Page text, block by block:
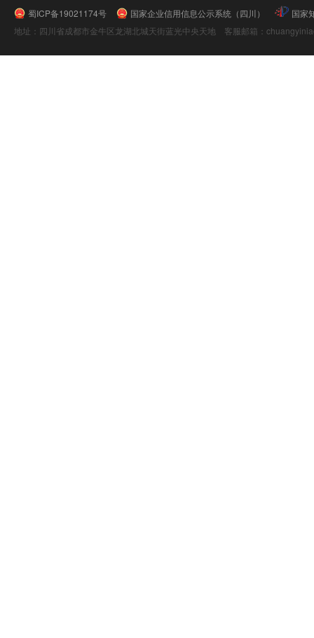
蜀ICP备19021174号 国家企业信用信息公示系统（四川）
国家
地址：四川省成都市金牛区龙湖北城天街蓝光中央天地 客服邮箱：